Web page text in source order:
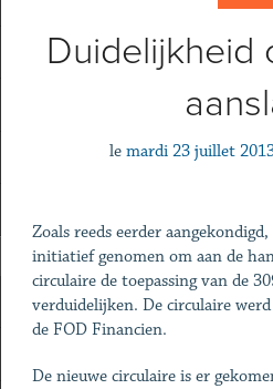
Duidelijkheid
le mardi 23 juillet
Zoals reeds eerder
initiatief genomen om aan de
circulaire de toepassing van de
verduidelijken. De circulaire
de FOD Financien.
De nieuwe circulaire is er